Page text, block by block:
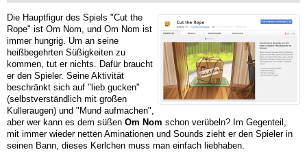
Die Hauptfigur des Spiels "Cut the
Rope" ist Om Nom, und Om Nom ist
immer hungrig. Um an seine
heißbegehrten Süßigkeiten zu
kommen, tut er nichts. Dafür braucht
er den Spieler. Seine Aktivität
beschränkt sich auf "lieb gucken"
(selbstverständlich mit großen
Kulleraugen) und "Mund aufmachen",
aber wer kann es dem süßen Om Nom schon verübeln? Im Gegenteil,
mit immer wieder netten Aminationen und Sounds zieht er den Spieler in
seinen Bann, dieses Kerlchen muss man einfach liebhaben.